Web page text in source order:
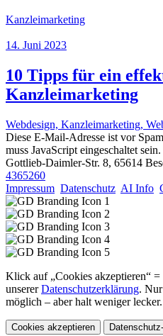
Kanzleimarketing
14. Juni 2023
10 Tipps für ein
Kanzleimarketing
Webdesign, Kanzleimarketing,
Diese E-Mail-Adresse ist vor
muss JavaScript eingeschaltet sein.
Gottlieb-Daimler-Str. 8, 65614
4365260
Impressum Datenschutz AI Info
Klick auf „Cookies akzeptieren“
unsererDatenschutzerklärung.
möglich – aber halt weniger
Cookies akzeptieren